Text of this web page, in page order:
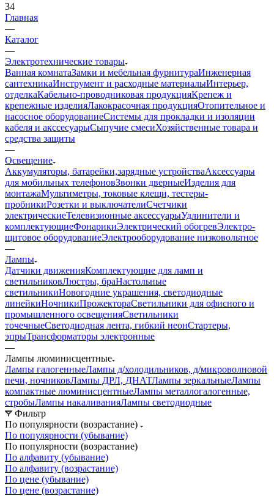
34
Главная
—
Каталог
—
Электротехнические товары
Ванная комнатаЗамки и мебельная фурнитураИнженерная
сантехникаИнструмент и расходные материалыИнтерьер,
отделкаКабельно-проводниковая продукцияКрепеж и
крепежные изделияЛакокрасочная продукцияОтопительное и
насосное оборудованиеСистемы для прокладки и изоляции
кабеля и акссесуарыСыпучие смесиХозяйственные товара и
средства защиты
—
Освещение
Аккумуляторы, батарейки,зарядные устройстваАксессуары
для мобильных телефоновЗвонки дверныеИзделия для
монтажаМультиметры, токовые клещи, тестеры-
пробникиРозетки и выключателиСчетчики
электрическиеТелевизионные аксессуарыУдлинители и
комплектующиеФонарикиЭлектрический обогревЭлектро-
щитовое оборудованиеЭлектрооборудование низковольтное
—
Лампы
Датчики движенияКомплектующие для ламп и
светильниковЛюстры, браНастольные
светильникиНовогодние украшения, светодиодные
линейкиНочникиПрожектораСветильники для офисного и
промышленного освещенияСветильники
точечныеСветодиодная лента, гибкий неонСтартеры,
эпрыТрансформаторы электронные
—
Лампы люминисцентные
Лампы галогенныеЛампы д/холодильников, д/микроволновой
печи, ночниковЛампы ДРЛ, ДНАТЛампы зеркальныеЛампы
компактные люминисцентныеЛампы металлогалогенные,
стробыЛампы накаливанияЛампы светодиодные
Фильтр
По популярности (возрастание)
По популярности (убывание)
По популярности (возрастание)
По алфавиту (убывание)
По алфавиту (возрастание)
По цене (убывание)
По цене (возрастание)